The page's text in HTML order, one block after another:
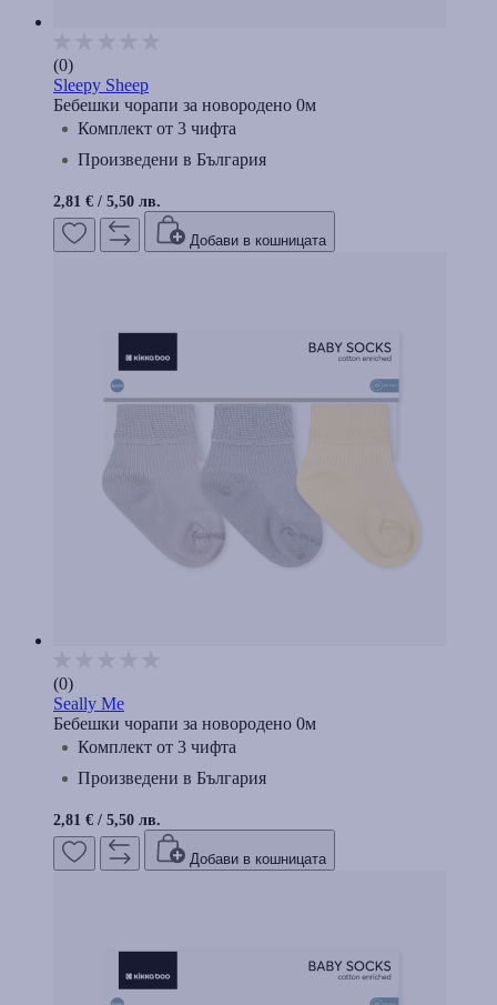
(0)
Sleepy Sheep
Бебешки чорапи за новородено 0м
Комплект от 3 чифта
Произведени в България
2,81 € / 5,50 лв.
Добави в кошницата
(0)
Seally Me
Бебешки чорапи за новородено 0м
Комплект от 3 чифта
Произведени в България
2,81 € / 5,50 лв.
Добави в кошницата